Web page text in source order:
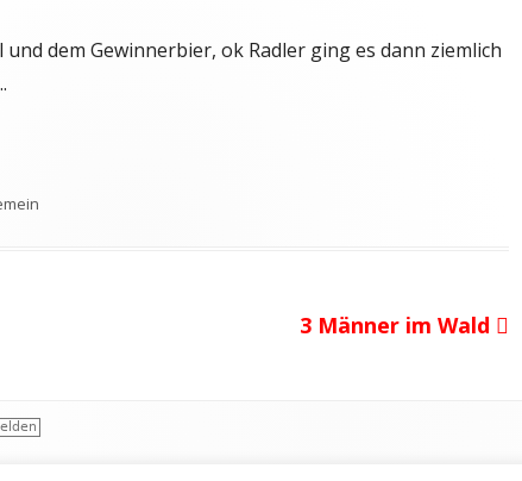
dem Gewinnerbier, ok Radler ging es dann ziemlich
Nächster
3 Männer im Wald